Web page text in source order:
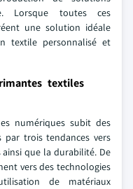
Lorsque toutes ces
une solution idéale
textile personnalisé et
textiles
numériques subit des
par trois tendances vers
que la durabilité. De
vers des technologies
de matériaux